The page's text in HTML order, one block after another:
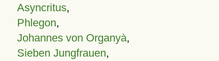
Asyncritus,
Phlegon,
Johannes von Organyà,
Sieben Jungfrauen,